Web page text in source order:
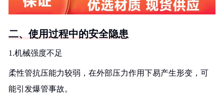
二、使用过程中的安全隐患
1.机械强度不足
柔性管抗压能力较弱，在外部压力作用下易产生形变，可
能引发爆管事故。